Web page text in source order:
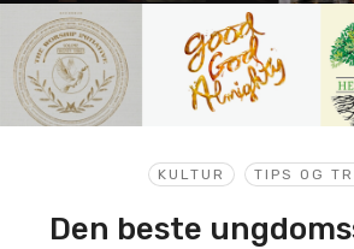
KULTUR TIPS OG
Den beste